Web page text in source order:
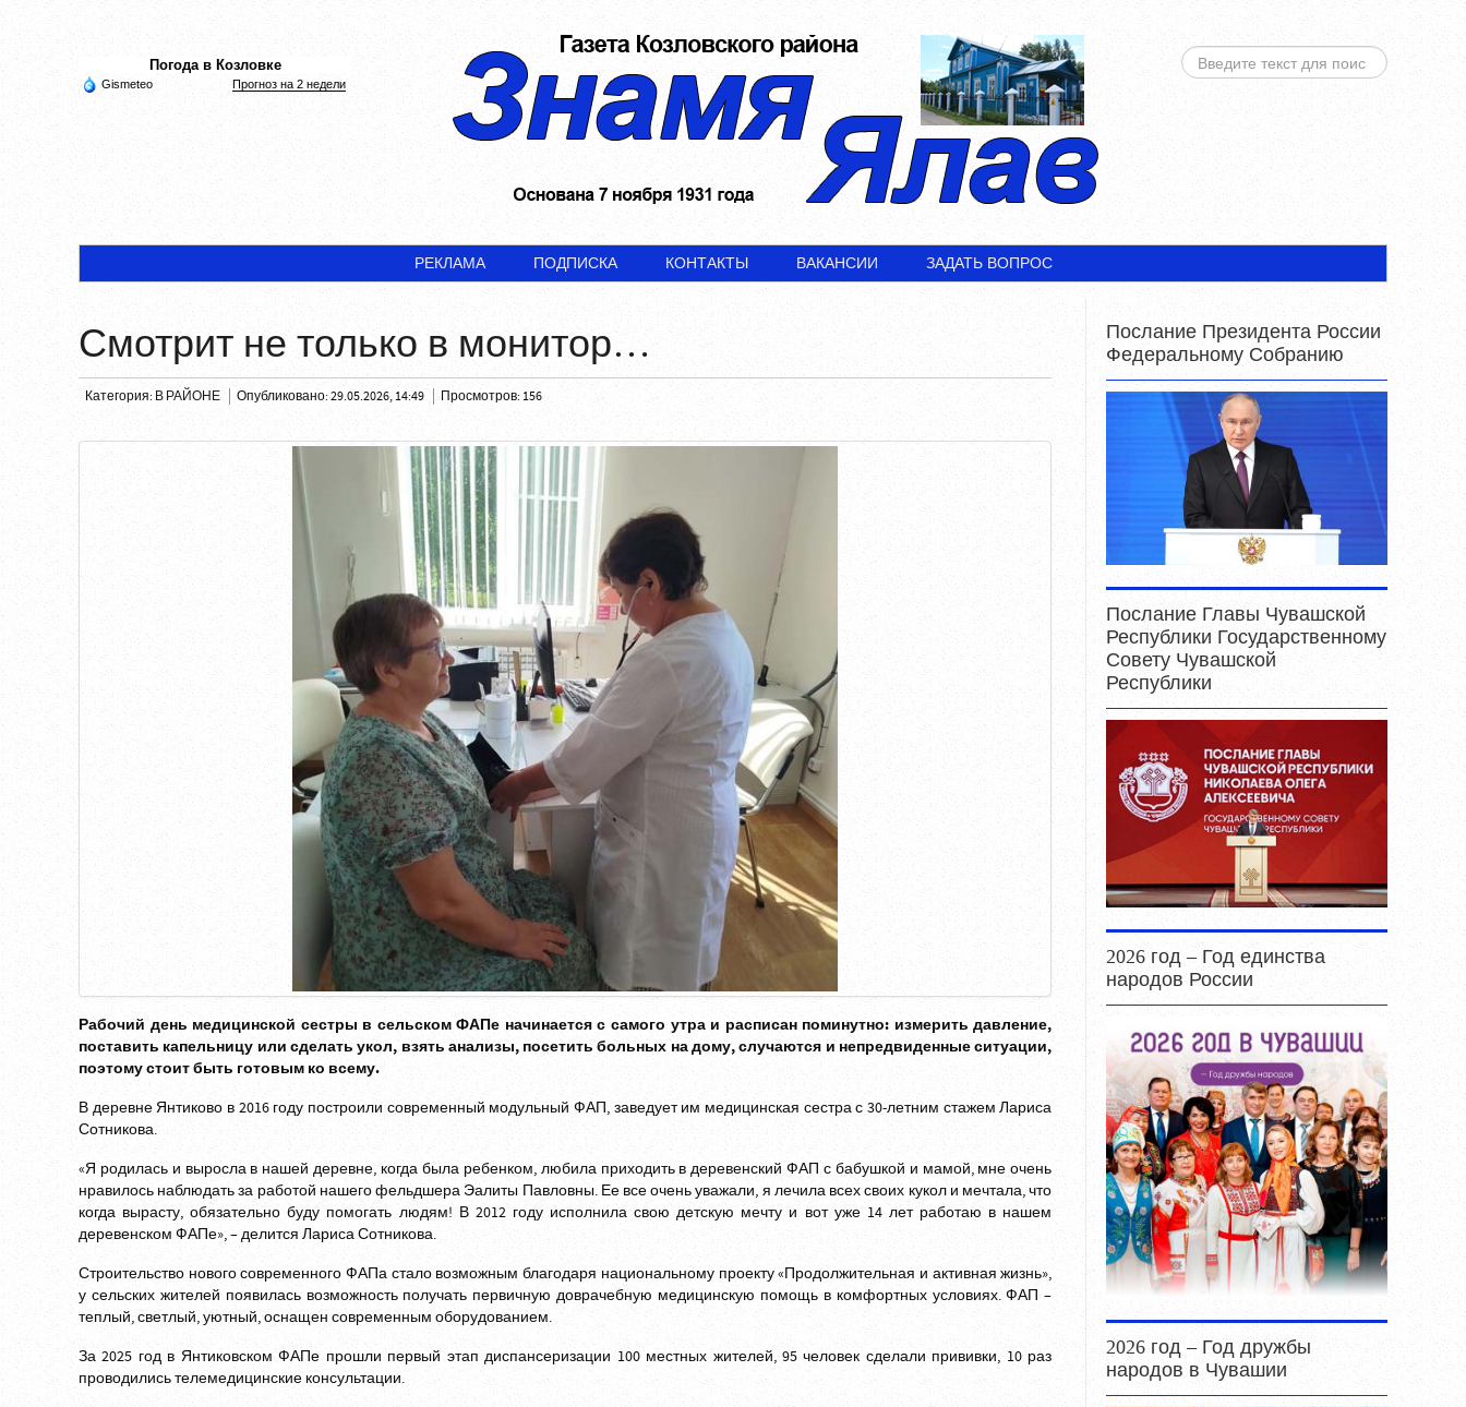
Погода в Козловке
Gismeteo Прогноз на 2 недели
ИСКАТЬ...
РЕКЛАМА ПОДПИСКА КОНТАКТЫ ВАКАНСИИ ЗАДАТЬ ВОПРОС
Смотрит не только в монитор…
Категория: В РАЙОНЕ Опубликовано: 29.05.2026, 14:49 Просмотров: 156
Рабочий день медицинской сестры в сельском ФАПе начинается с самого утра и расписан поминутно: измерить давление,
поставить капельницу или сделать укол, взять анализы, посетить больных на дому, случаются и непредвиденные ситуации,
поэтому стоит быть готовым ко всему.
В деревне Янтиково в 2016 году построили современный модульный ФАП, заведует им медицинская сестра с 30-летним стажем Лариса
Сотникова.
«Я родилась и выросла в нашей деревне, когда была ребенком, любила приходить в деревенский ФАП с бабушкой и мамой, мне очень
нравилось наблюдать за работой нашего фельдшера Эалиты Павловны. Ее все очень уважали, я лечила всех своих кукол и мечтала, что
когда вырасту, обязательно буду помогать людям! В 2012 году исполнила свою детскую мечту и вот уже 14 лет работаю в нашем
деревенском ФАПе», – делится Лариса Сотникова.
Строительство нового современного ФАПа стало возможным благодаря национальному проекту «Продолжительная и активная жизнь»,
у сельских жителей появилась возможность получать первичную доврачебную медицинскую помощь в комфортных условиях. ФАП –
теплый, светлый, уютный, оснащен современным оборудованием.
За 2025 год в Янтиковском ФАПе прошли первый этап диспансеризации 100 местных жителей, 95 человек сделали прививки, 10 раз
проводились телемедицинские консультации.
Послание Президента России
Федеральному Собранию
Послание Главы Чувашской
Республики Государственному
Совету Чувашской
Республики
2026 год – Год единства
народов России
2026 год – Год дружбы
народов в Чувашии